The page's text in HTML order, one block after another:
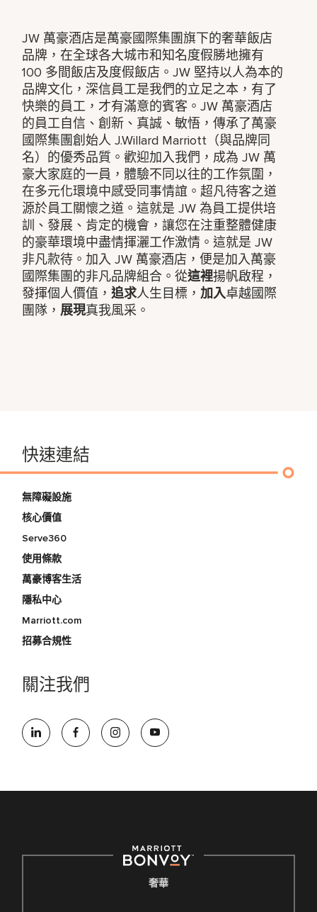
JW 萬豪酒店是萬豪國際集團旗下的奢華飯店
品牌，在全球各大城市和知名度假勝地擁有
100 多間飯店及度假飯店。JW 堅持以人為本的
品牌文化，深信員工是我們的立足之本，有了
快樂的員工，才有滿意的賓客。JW 萬豪酒店
的員工自信、創新、真誠、敏悟，傳承了萬豪
國際集團創始人 J.Willard Marriott（與品牌同
名）的優秀品質。歡迎加入我們，成為 JW 萬
豪大家庭的一員，體驗不同以往的工作氛圍，
在多元化環境中感受同事情誼。超凡待客之道
源於員工關懷之道。這就是 JW 為員工提供培
訓、發展、肯定的機會，讓您在注重整體健康
的豪華環境中盡情揮灑工作激情。這就是 JW
非凡款待。加入 JW 萬豪酒店，便是加入萬豪
國際集團的非凡品牌組合。從這裡揚帆啟程，
發揮個人價值，追求人生目標，加入卓越國際
團隊， 展現真我風采。
快速連結
無障礙設施
核心價值
Serve360
使用條款
萬豪博客生活
隱私中心
Marriott.com
招募合規性
關注我們
奢華